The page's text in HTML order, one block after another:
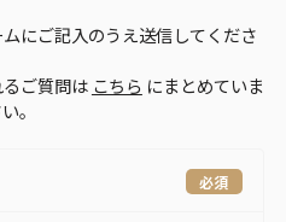
にご記入のうえ送信してくださ
ご質問は こちら にまとめていま
。